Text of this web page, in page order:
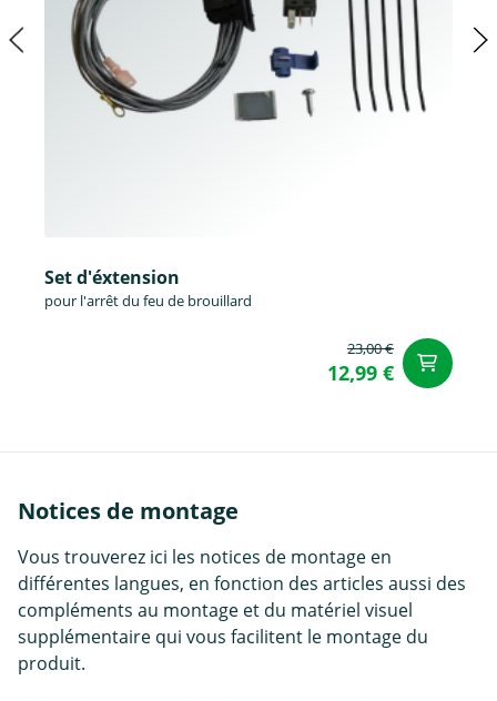
Set d'éxtension
pour l'arrêt du feu de brouillard
23,00 €
12,99 €
Notices de montage
Vous trouverez ici les notices de montage en
différentes langues, en fonction des articles aussi des
compléments au montage et du matériel visuel
supplémentaire qui vous facilitent le montage du
produit.